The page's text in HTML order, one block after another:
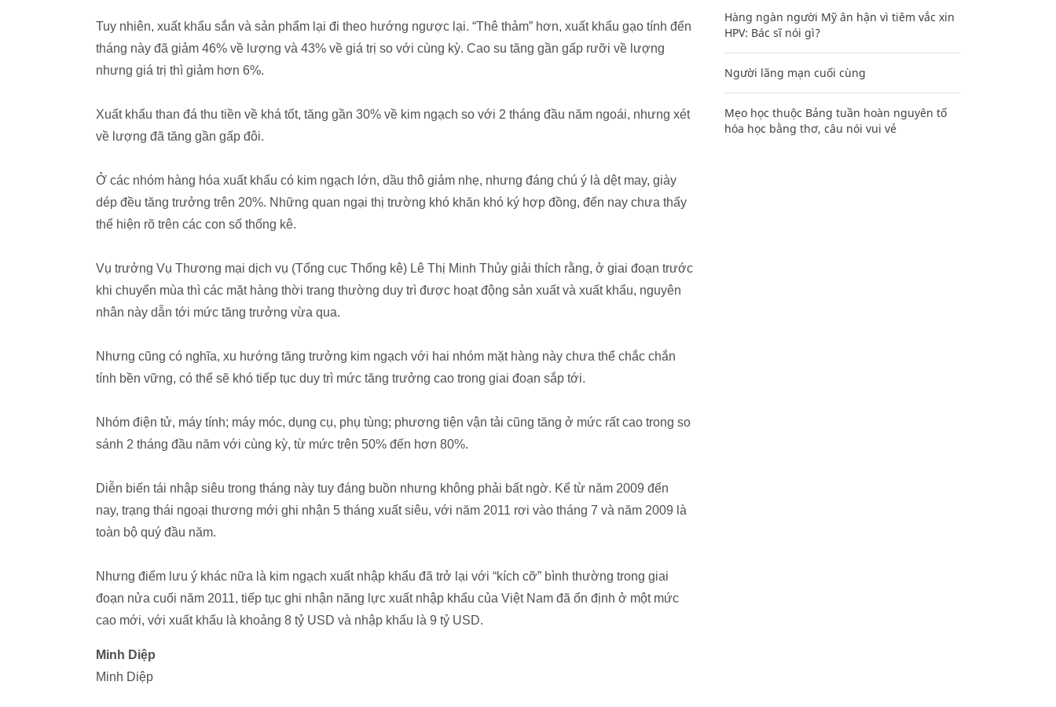
Tuy nhiên, xuất khẩu sắn và sản phẩm lại đi theo hướng ngược lại. “Thê thảm” hơn, xuất khẩu gạo tính đến
tháng này đã giảm 46% về lượng và 43% về giá trị so với cùng kỳ. Cao su tăng gần gấp rưỡi về lượng
nhưng giá trị thì giảm hơn 6%.
Xuất khẩu than đá thu tiền về khá tốt, tăng gần 30% về kim ngạch so với 2 tháng đầu năm ngoái, nhưng xét
về lượng đã tăng gần gấp đôi.
Ở các nhóm hàng hóa xuất khẩu có kim ngạch lớn, dầu thô giảm nhẹ, nhưng đáng chú ý là dệt may, giày
dép đều tăng trưởng trên 20%. Những quan ngại thị trường khó khăn khó ký hợp đồng, đến nay chưa thấy
thể hiện rõ trên các con số thống kê.
Vụ trưởng Vụ Thương mại dịch vụ (Tổng cục Thống kê) Lê Thị Minh Thủy giải thích rằng, ở giai đoạn trước
khi chuyển mùa thì các mặt hàng thời trang thường duy trì được hoạt động sản xuất và xuất khẩu, nguyên
nhân này dẫn tới mức tăng trưởng vừa qua.
Nhưng cũng có nghĩa, xu hướng tăng trưởng kim ngạch với hai nhóm mặt hàng này chưa thể chắc chắn
tính bền vững, có thể sẽ khó tiếp tục duy trì mức tăng trưởng cao trong giai đoạn sắp tới.
Nhóm điện tử, máy tính; máy móc, dụng cụ, phụ tùng; phương tiện vận tải cũng tăng ở mức rất cao trong so
sánh 2 tháng đầu năm với cùng kỳ, từ mức trên 50% đến hơn 80%.
Diễn biến tái nhập siêu trong tháng này tuy đáng buồn nhưng không phải bất ngờ. Kể từ năm 2009 đến
nay, trạng thái ngoại thương mới ghi nhận 5 tháng xuất siêu, với năm 2011 rơi vào tháng 7 và năm 2009 là
toàn bộ quý đầu năm.
Nhưng điểm lưu ý khác nữa là kim ngạch xuất nhập khẩu đã trở lại với “kích cỡ” bình thường trong giai
đoạn nửa cuối năm 2011, tiếp tục ghi nhận năng lực xuất nhập khẩu của Việt Nam đã ổn định ở một mức
cao mới, với xuất khẩu là khoảng 8 tỷ USD và nhập khẩu là 9 tỷ USD.
Minh Diệp
Minh Diệp
Hàng ngàn người Mỹ ân hận vì tiêm vắc xin
HPV: Bác sĩ nói gì?
Người lãng mạn cuối cùng
Mẹo học thuộc Bảng tuần hoàn nguyên tố
hóa học bằng thơ, câu nói vui vẻ